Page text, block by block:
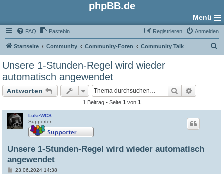
phpBB.de
Menü
FAQ Pastebin Anmelden
Registrieren
Startseite Community Community-Foren Community Talk
Unsere 1-Stunden-Regel wird wieder
automatisch angewendet
Antworten Suche
1 Beitrag • Seite 1 von 1
LukeWCS
Supporter
Unsere 1-Stunden-Regel wird wieder automatisch
angewendet
B23.06.2024 14:38